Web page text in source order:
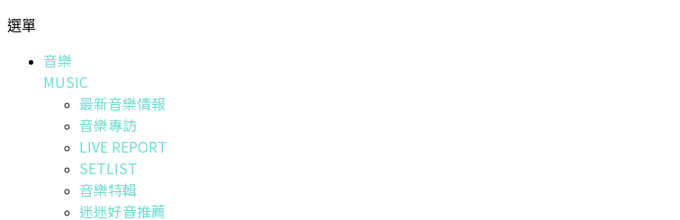
選單
音樂
MUSIC
最新音樂情報
音樂專訪
LIVE REPORT
SETLIST
音樂特輯
迷迷好音推薦